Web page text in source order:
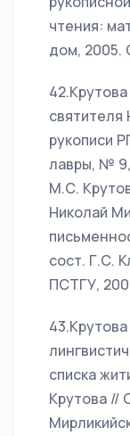
чтения:
дом, 2005.
святителя
рукописи
лавры, № 9,
М.С.
Николай
сост. Г.С.
ПСТГУ,
списка
Крутова //